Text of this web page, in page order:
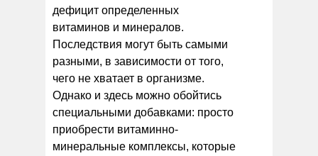
дефицит определенных
витаминов и минералов.
Последствия могут быть самыми
разными, в зависимости от того,
чего не хватает в организме.
Однако и здесь можно обойтись
специальными добавками: просто
приобрести витаминно-
минеральные комплексы, которые